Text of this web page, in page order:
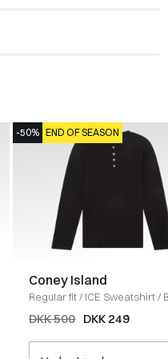
-50% END OF SEASON
Coney Island
Regular fit/ ICE Sweatshirt/
DKK 500 DKK 249